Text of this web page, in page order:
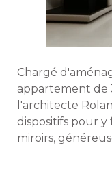
Chargé
appartement de
l'architecte
dispositifs pour
miroirs,